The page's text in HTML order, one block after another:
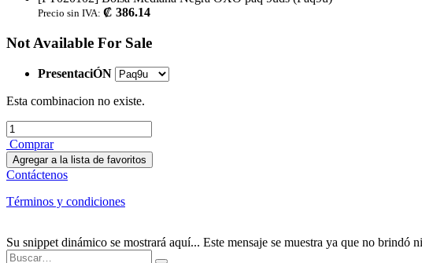
Precio sin IVA: ₡ 386.14
Not Available For Sale
PresentaciÓN
Esta combinacion no existe.
Comprar
Agregar a la lista de favoritos
Contáctenos
Términos y condiciones
Su snippet dinámico se mostrará aquí... Este mensaje se muestra ya que no brindó